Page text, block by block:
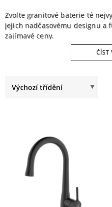
Zvolte granitové baterie té
jejich nadčasovému designu a
zajímavé ceny.
ČÍST